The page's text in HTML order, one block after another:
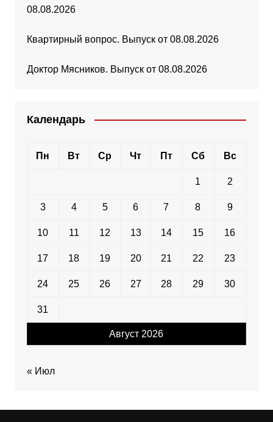
08.08.2026
Квартирный вопрос. Выпуск от 08.08.2026
Доктор Мясников. Выпуск от 08.08.2026
Календарь
Август 2026
Пн Вт Ср Чт Пт Сб Вс
1 2
3 4 5 6 7 8 9
10 11 12 13 14 15 16
17 18 19 20 21 22 23
24 25 26 27 28 29 30
31
« Июл